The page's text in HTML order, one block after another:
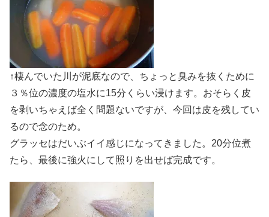
↑棲んでいた川が泥底なので、ちょっと臭みを抜くために
３％位の濃度の塩水に15分くらい浸けます。おそらく皮
を剥いちゃえば全く問題ないですが、今回は皮を残してい
るので念のため。
グラッセはだいぶイイ感じになってきました。20分位煮
たら、最後に強火にして照りを出せば完成です。